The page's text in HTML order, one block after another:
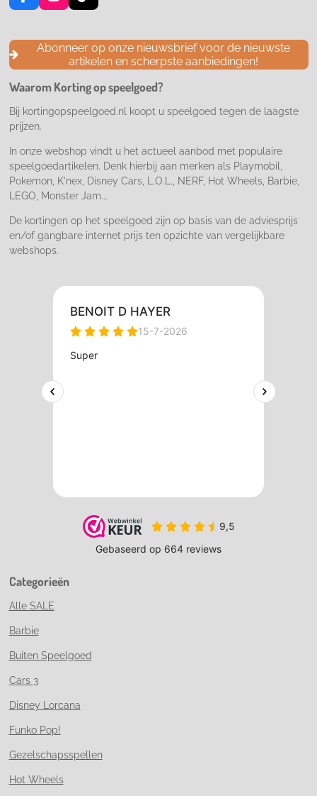
a
e
o
k
n
t
a
g
r
a
m
i
T
o
k
Abonneer op onze nieuwsbrief voor de nieuwste
artikelen en scherpste aanbiedingen!
Waarom Korting op speelgoed?
Bij kortingopspeelgoed.nl koopt u speelgoed tegen de laagste
prijzen.
In onze webshop vindt u het actueel aanbod met populaire
speelgoedartikelen. Denk hierbij aan merken als Playmobil,
Pokemon, K'nex, Disney Cars, L.O.L., NERF, Hot Wheels, Barbie,
LEGO, Monster Jam...
De kortingen op het speelgoed zijn op basis van de adviesprijs
en/of gangbare internet prijs ten opzichte van vergelijkbare
webshops.
Categorieën
Alle SALE
Barbie
Buiten Speelgoed
Cars 3
Disney Lorcana
Funko Pop!
Gezelschapsspellen
Hot Wheels